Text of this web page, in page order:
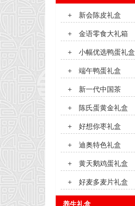
+ 新会陈皮礼盒
+ 金语零食大礼箱
+ 小幅优选鸭蛋礼盒
+ 端午鸭蛋礼盒
+ 新一代中国茶
+ 陈氏蛋黄金礼盒
+ 好想你枣礼盒
+ 迪奥特色礼盒
+ 黄天鹅鸡蛋礼盒
+ 好麦多麦片礼盒
养生礼盒